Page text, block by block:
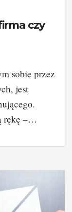
czy
sobie przez
jest
rękę –…